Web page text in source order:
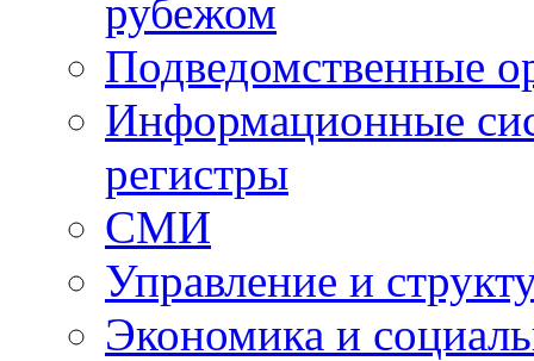
рубежом
Подведомственные
Информационные
регистры
СМИ
Управление и
Экономика и